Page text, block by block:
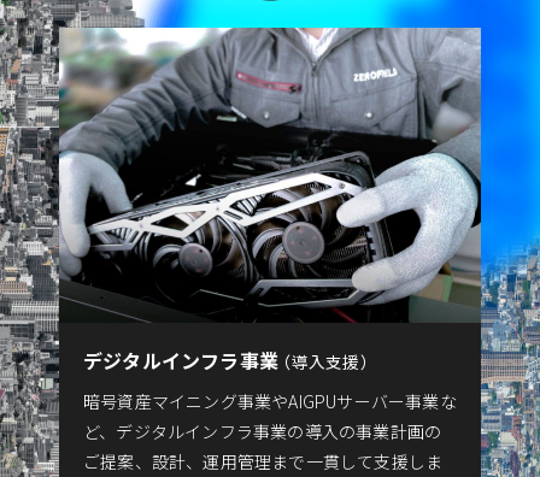
デジタルインフラ事業 導入支援
暗号資産マイニング事業やAIGPUサーバー事業な
ど、デジタルインフラ事業の導入の事業計画の
ご提案、設計、運用管理まで一貫して支援しま